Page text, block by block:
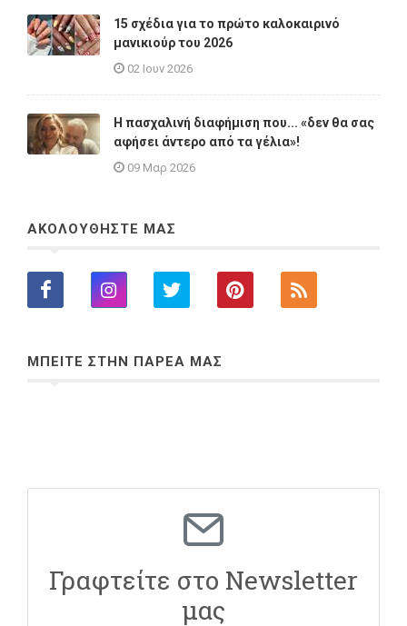
15 σχέδια για το πρώτο καλοκαιρινό
μανικιούρ του 2026
02 Ιουν 2026
Η πασχαλινή διαφήμιση που... «δεν θα σας
αφήσει άντερο από τα γέλια»!
09 Μαρ 2026
ΑΚΟΛΟΥΘΗΣΤΕ ΜΑΣ
ΜΠΕΙΤΕ ΣΤΗΝ ΠΑΡΕΑ ΜΑΣ
Γραφτείτε στο Newsletter
μας